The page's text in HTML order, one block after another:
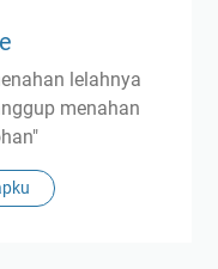
lelahnya
menahan